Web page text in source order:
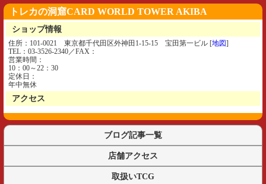
トレカの洞窟CARD WORLD TOWER AKIBA
ショップ情報
住所：101-0021 東京都千代田区外神田1-15-15 宝田第一ビル [地図]
TEL：03-3526-2340／FAX：
営業時間：
10：00～22：30
定休日：
年中無休
アクセス
ブログ記事一覧
店舗アクセス
取扱いTCG